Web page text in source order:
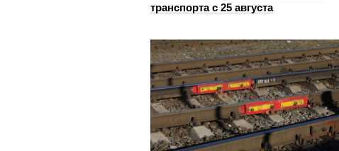
транспорта с 25 августа